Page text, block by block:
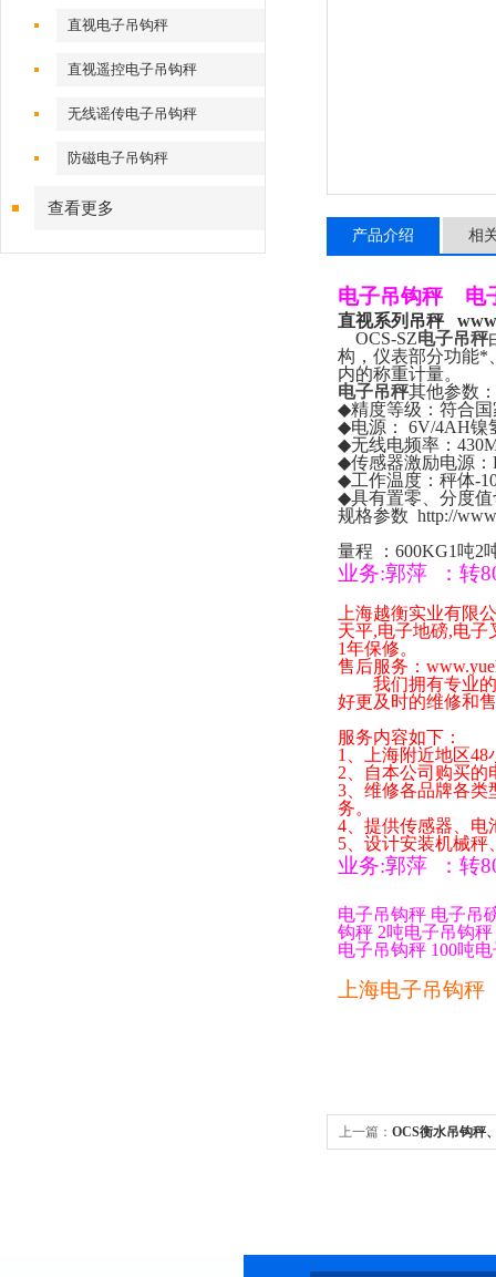
直视电子吊钩秤
直视遥控电子吊钩秤
无线谣传电子吊钩秤
防磁电子吊钩秤
查看更多
产品介绍 相
电子吊钩秤 电
直视系列吊秤
OCS-SZ电子吊秤
构，仪表部分功能*
内的称重计量。
电子吊秤其他参数：
◆精度等级：符合
◆电源： 6V/4AH镍
◆无线电频率：
◆传感器激励电源：
◆工作温度：秤体-
◆具有置零、分度
规格参数 http://
量程
： 600KG1 吨2
业务:郭萍 ： 转
上海越衡实业有限
天平,电子地磅,电子
1年保修。
售后服务：
我们拥有专业的
好更及时的维修和
服务内容如下：
1
、上海附近地区48
2 、自本公司购买
3 、维修各品牌各
务。
4 、提供传感器、
5 、设计安装机械
业务:郭萍 ： 转
电子吊钩秤 电子吊
钩秤 2吨电子吊钩秤
电子吊钩秤 100吨
上海电子吊钩秤
上一篇： OCS衡水吊钩秤